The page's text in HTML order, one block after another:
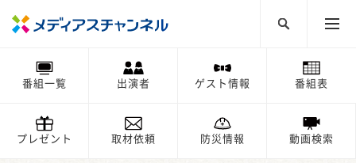
番組一覧 出演者 ゲスト情報 番組表
プレゼント 取材依頼 防災情報 動画検索